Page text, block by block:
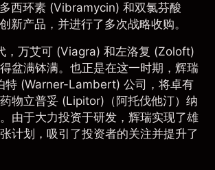
西环素 (Vibramycin) 和双氯芬酸
新产品，并进行了多次战略收购。
，万艾可 (Viagra) 和左洛复 (Zoloft)
盆满钵满。也正是在这一时期，辉瑞
特 (Warner-Lambert) 公司，将卓有
物立普妥 (Lipitor)（阿托伐他汀）纳
由于大力投资于研发，辉瑞实现了雄
计划，吸引了投资者的关注并提升了